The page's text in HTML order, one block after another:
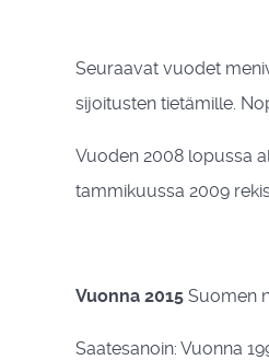
Seuraavat vuodet
sijoitusten tietämille.
Vuoden 2008 lopussa
tammikuussa 2009
Vuonna 2015 Suomen
Saatesanoin: Vuonna